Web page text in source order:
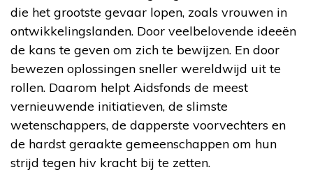
die het grootste gevaar lopen, zoals vrouwen in
ontwikkelingslanden. Door veelbelovende ideeën
de kans te geven om zich te bewijzen. En door
bewezen oplossingen sneller wereldwijd uit te
rollen. Daarom helpt Aidsfonds de meest
vernieuwende initiatieven, de slimste
wetenschappers, de dapperste voorvechters en
de hardst geraakte gemeenschappen om hun
strijd tegen hiv kracht bij te zetten.